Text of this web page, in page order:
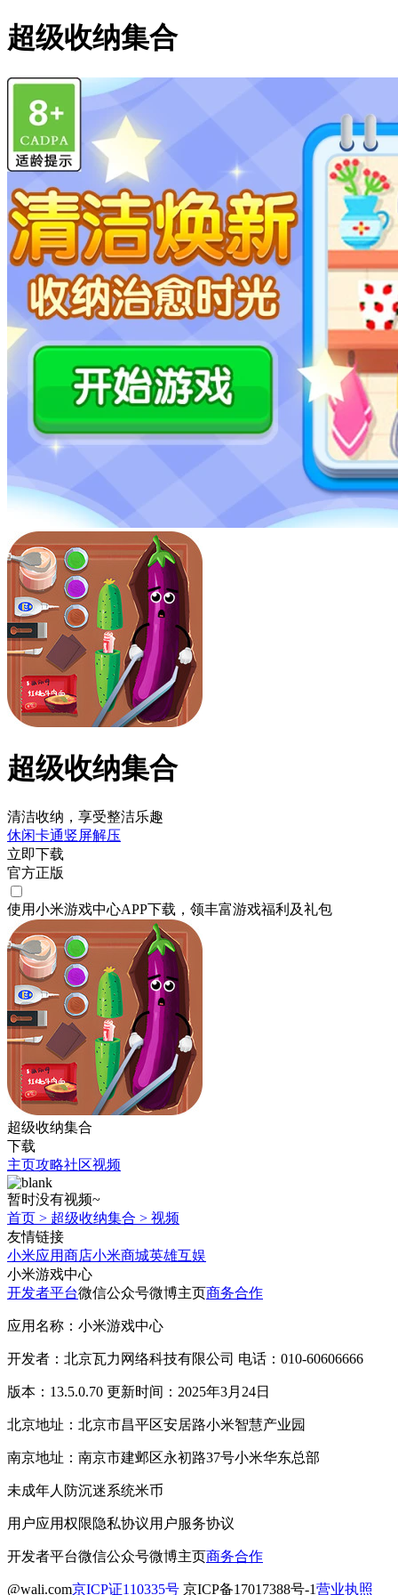
超级收纳集合
超级收纳集合
清洁收纳，享受整洁乐趣
休闲卡通竖屏解压
立即下载
官方正版
使用小米游戏中心APP下载 ，领丰富游戏福利 及礼包
超级收纳集合
下载
主页攻略社区视频
暂时没有视频~
首页 > 超级收纳集合 > 视频
友情链接
小米应用商店小米商城英雄互娱
小米游戏中心
开发者平台微信公众号微博主页商务合作
应用名称：小米游戏中心
开发者：北京瓦力网络科技有限公司 电话：010-60606666
版本：13.5.0.70 更新时间：2025年3月24日
北京地址：北京市昌平区安居路小米智慧产业园
南京地址：南京市建邺区永初路37号小米华东总部
未成年人防沉迷系统米币
用户应用权限隐私协议用户服务协议
开发者平台微信公众号微博主页商务合作
@wali.com京ICP证110335号 京ICP备17017388号-1营业执照